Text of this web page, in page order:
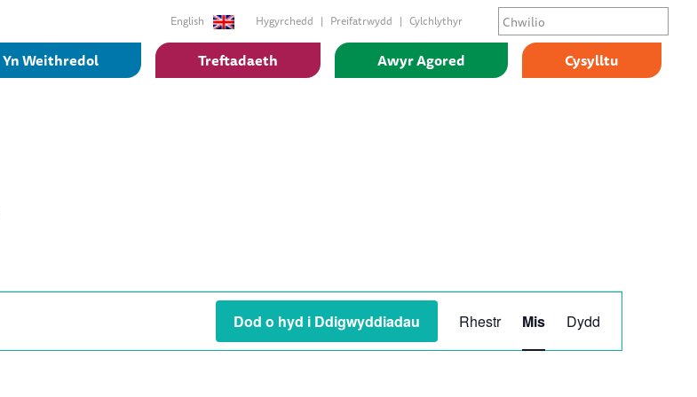
English Hygyrchedd Preifatrwydd Cylchlythyr
Yn Weithredol Treftadaeth Awyr Agored Cysylltu
Dod o hyd i Ddigwyddiadau
Digwyddiad
Views
Rhestr Mis Dydd